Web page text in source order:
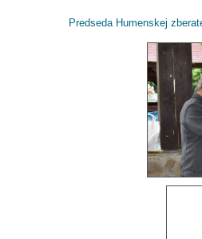
Predseda Humenskej